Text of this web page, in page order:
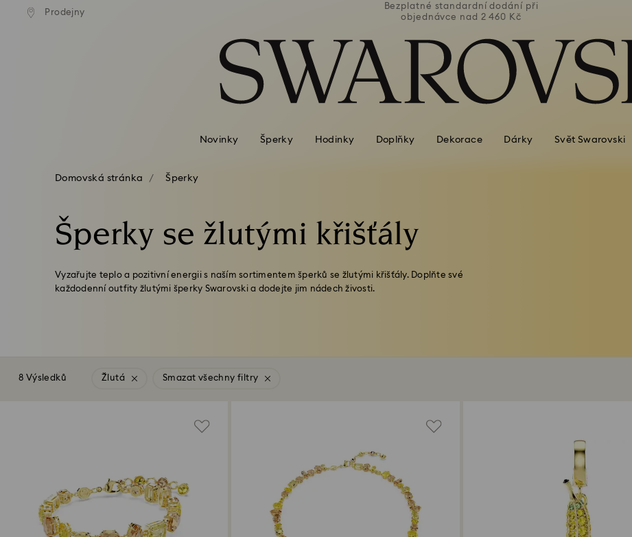
Seznam přístupových kódů
Prodejny
standardní dodání při
nad 2 460 Kč
Bezplatné standardní dodání při
objednávce nad 2 460 Kč
Novinky Šperky Hodinky Doplňky Dekorace Dárky Svět Swarovski
Domovská stránka Šperky
Šperky se žlutými křišťály
Vyzařujte teplo a pozitivní energii s naším sortimentem šperků se žlutými křišťály. Doplňte své
každodenní outfity žlutými šperky Swarovski a dodejte jim nádech živosti.
8 Výsledků Žlutá Smazat všechny filtry